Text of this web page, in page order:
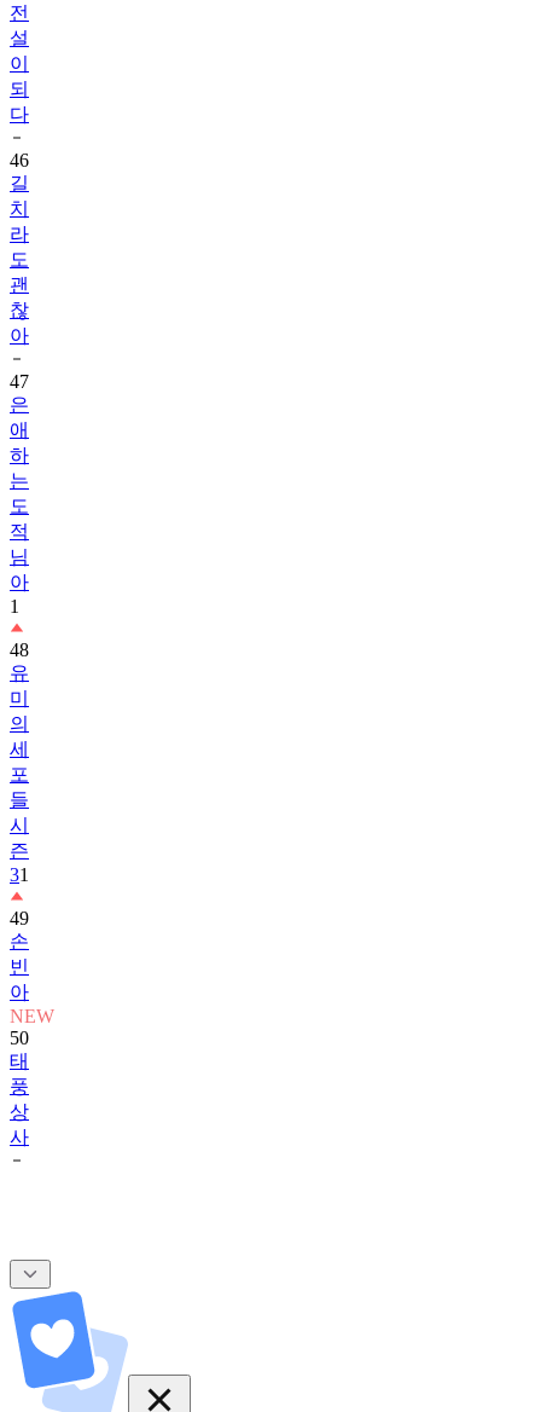
전
설
이
되
다
46
길
치
라
도
괜
찮
아
47
은
애
하
는
도
적
님
아
1
48
유
미
의
세
포
들
시
즌
31
49
손
빈
아
NEW
50
태
풍
상
사